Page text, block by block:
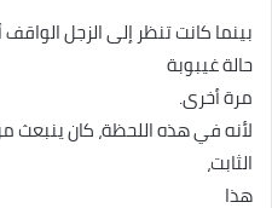
بينما كانت تنظر إلى الزجل
حالة غيبوبة
مرة أخرى.
لأنه في هذه اللحظة، كان
الثابت،
هذا